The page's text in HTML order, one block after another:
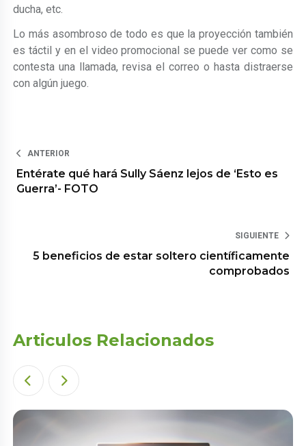
ducha, etc.
Lo más asombroso de todo es que la proyección también
es táctil y en el video promocional se puede ver como se
contesta una llamada, revisa el correo o hasta distraerse
con algún juego.
ANTERIOR
Entérate qué hará Sully Sáenz lejos de ‘Esto es
Guerra’- FOTO
SIGUIENTE
5 beneficios de estar soltero científicamente
comprobados
Articulos Relacionados